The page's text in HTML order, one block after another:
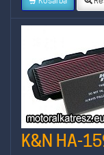
K&N HA-